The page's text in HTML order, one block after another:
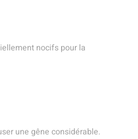
nocifs pour la
une gêne considérable.